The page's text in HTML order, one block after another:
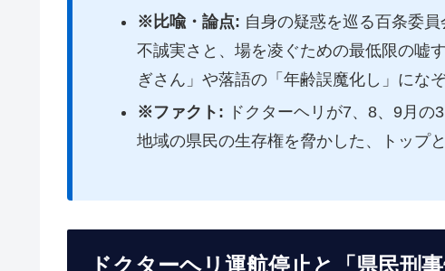
※比喩・論点: 自身の疑惑を巡る百条委
不誠実さと、場を凌ぐための最低限の嘘
ぎさん」や落語の「年齢誤魔化し」にな
※ファクト: ドクターヘリが7、8、9月
地域の県民の生存権を脅かした、トップ
ドクターヘリ運航停止と「県民刑